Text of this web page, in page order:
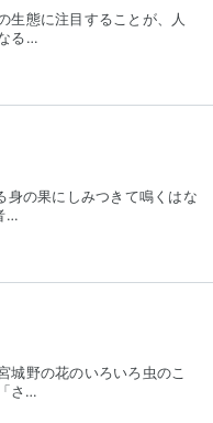
生態に注目することが、人
る…
身の果にしみつきて鳴くはな
…
城野の花のいろいろ虫のこ
さ…